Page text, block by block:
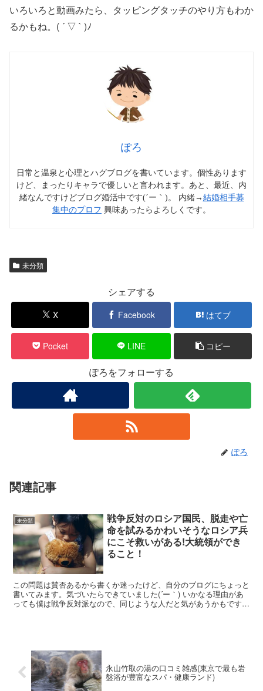
いろいろと動画みたら、タッピングタッチのやり方もわか
るかもね。( ´ ▽ ` )ﾉ
ぽろ
日常と温泉と心理とハグブログを書いています。個性あります
けど、まったりキャラで優しいと言われます。あと、最近、内
緒なんですけどブログ婚活中です(´ー｀)。 内緒→ 結婚相手募
集中のプロフ 興味あったらよろしくです。
未分類
シェアする
X Facebook はてブ
Pocket LINE コピー
ぽろをフォローする
ぽろ
関連記事
未分類
戦争反対のロシア国民、脱走や亡
命を試みるかわいそうなロシア兵
にこそ救いがある!大統領ができ
ること！
この問題は賛否あるから書くか迷ったけど、自分のブログにちょっと
書いてみます。気づいたらできていました(´ー｀) いかなる理由があ
っても僕は戦争反対派なので、同じような人だと気があうかもです。
永山竹取の湯の口コミ雑感(東京で最も岩
盤浴が豊富なスパ・健康ランド)